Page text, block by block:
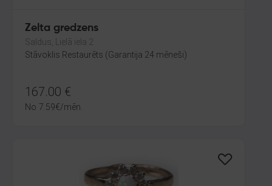
Zelta gredzens
Saldus, Lielā iela 2
Stāvoklis Restaurēts (Garantija 24 mēneši)
167.00 €
No 7.59€/mēn.